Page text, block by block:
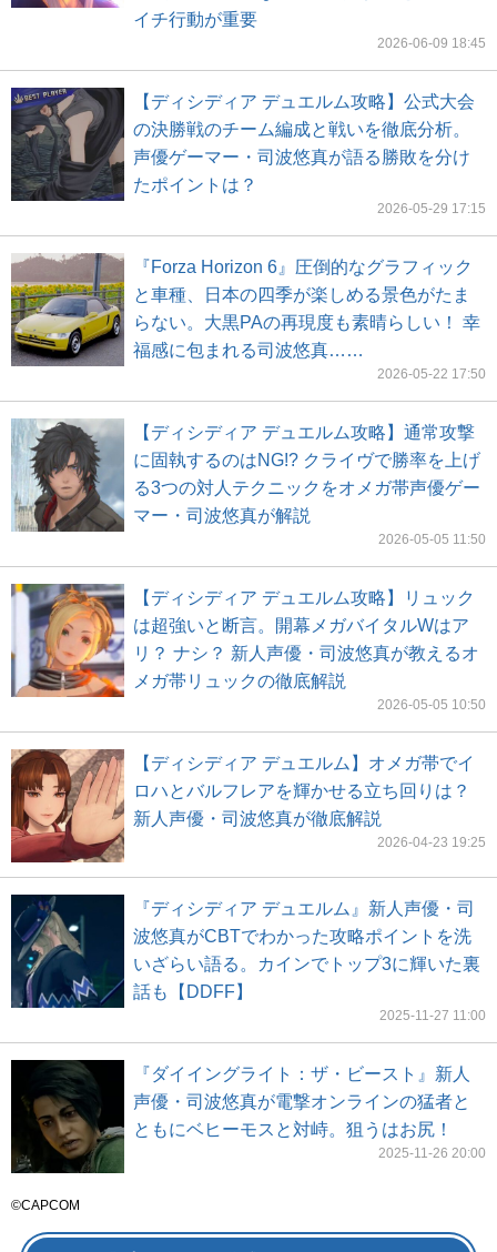
イチ行動が重要
2026-06-09 18:45
【ディシディア デュエルム攻略】公式大会
の決勝戦のチーム編成と戦いを徹底分析。
声優ゲーマー・司波悠真が語る勝敗を分け
たポイントは？
2026-05-29 17:15
『Forza Horizon 6』圧倒的なグラフィック
と車種、日本の四季が楽しめる景色がたま
らない。大黒PAの再現度も素晴らしい！ 幸
福感に包まれる司波悠真……
2026-05-22 17:50
【ディシディア デュエルム攻略】通常攻撃
に固執するのはNG!? クライヴで勝率を上げ
る3つの対人テクニックをオメガ帯声優ゲー
マー・司波悠真が解説
2026-05-05 11:50
【ディシディア デュエルム攻略】リュック
は超強いと断言。開幕メガバイタルWはア
リ？ ナシ？ 新人声優・司波悠真が教えるオ
メガ帯リュックの徹底解説
2026-05-05 10:50
【ディシディア デュエルム】オメガ帯でイ
ロハとバルフレアを輝かせる立ち回りは？
新人声優・司波悠真が徹底解説
2026-04-23 19:25
『ディシディア デュエルム』新人声優・司
波悠真がCBTでわかった攻略ポイントを洗
いざらい語る。カインでトップ3に輝いた裏
話も【DDFF】
2025-11-27 11:00
『ダイイングライト：ザ・ビースト』新人
声優・司波悠真が電撃オンラインの猛者と
ともにベヒーモスと対峙。狙うはお尻！
2025-11-26 20:00
©CAPCOM